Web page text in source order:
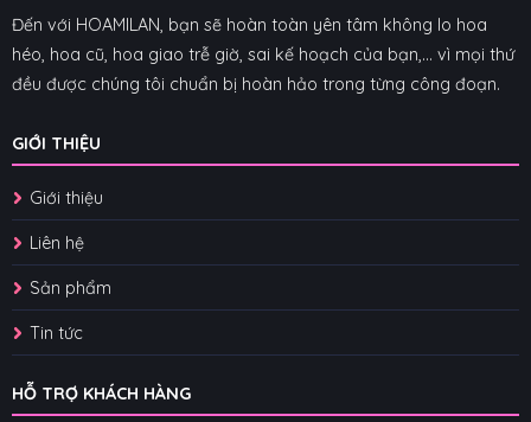
Đến với HOAMILAN, bạn sẽ hoàn toàn yên tâm không lo hoa
héo, hoa cũ, hoa giao trễ giờ, sai kế hoạch của bạn,... vì mọi thứ
đều được chúng tôi chuẩn bị hoàn hảo trong từng công đoạn.
GIỚI THIỆU
Giới thiệu
Liên hệ
Sản phẩm
Tin tức
HỖ TRỢ KHÁCH HÀNG